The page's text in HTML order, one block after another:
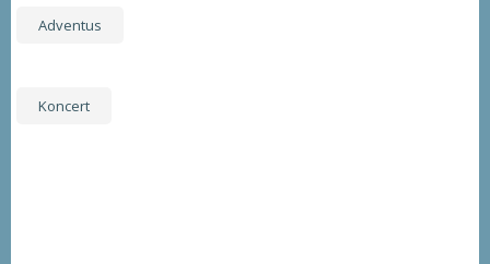
Adventus
Koncert